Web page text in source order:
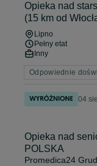
Opieka nad
(15 km od
Lipno
Pełny etat
Inny
Odpowiednie
04
Opieka nad
POLSKA
Promedica24